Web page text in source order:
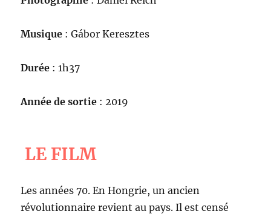
Musique : Gábor Keresztes
Durée : 1h37
Année de sortie : 2019
LE FILM
Les années 70. En Hongrie, un ancien
révolutionnaire revient au pays. Il est censé